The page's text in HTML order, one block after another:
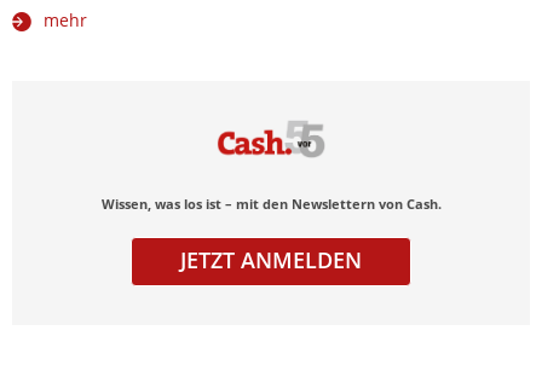
mehr
Wissen, was los ist – mit den Newslettern von Cash.
JETZT ANMELDEN